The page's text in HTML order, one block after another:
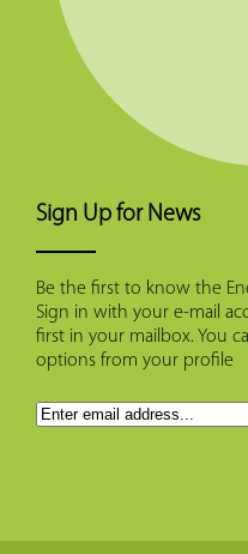
Sign Up for News
Be the first to know the
Sign in with your e-mail
first in your mailbox. You
options from your profile